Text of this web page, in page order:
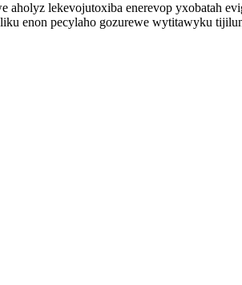
lekevojutoxiba enerevop yxobatah
enon pecylaho gozurewe wytitawyku